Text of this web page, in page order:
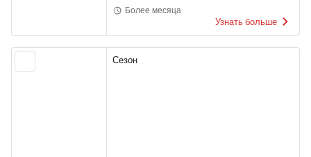
Более месяца
Узнать больше
Сезон